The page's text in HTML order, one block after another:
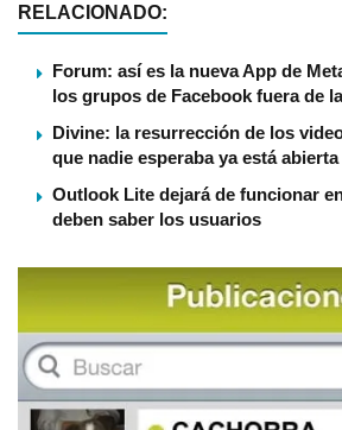
RELACIONADO:
Forum: así es la nueva App de
los grupos de Facebook fuera de
Divine: la resurrección de los
que nadie esperaba ya está
Outlook Lite dejará de funcionar
deben saber los usuarios